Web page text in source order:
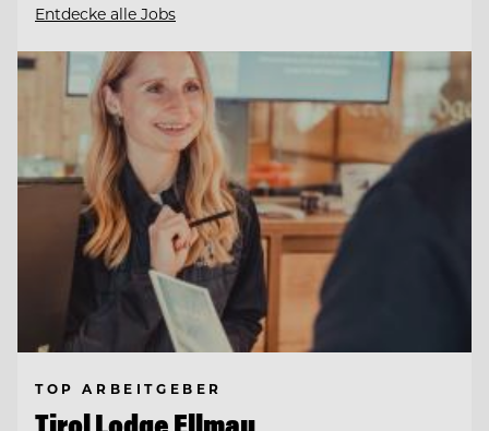
Entdecke alle Jobs
TOP ARBEITGEBER